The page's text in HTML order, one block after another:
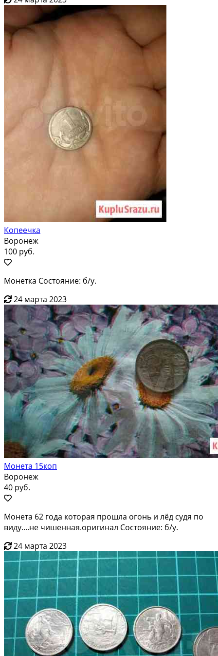
Копеечка
Воронеж
100 руб.
Монетка Состояние: б/у.
24 марта 2023
Монета 15коп
Воронеж
40 руб.
Монета 62 года которая прошла огонь и лёд судя по
виду....не чишенная.оригинал Состояние: б/у.
24 марта 2023